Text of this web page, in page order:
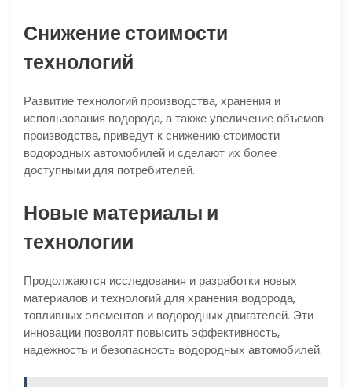
Снижение стоимости
технологий
Развитие технологий производства, хранения и
использования водорода, а также увеличение объемов
производства, приведут к снижению стоимости
водородных автомобилей и сделают их более
доступными для потребителей.
Новые материалы и
технологии
Продолжаются исследования и разработки новых
материалов и технологий для хранения водорода,
топливных элементов и водородных двигателей. Эти
инновации позволят повысить эффективность,
надежность и безопасность водородных автомобилей.